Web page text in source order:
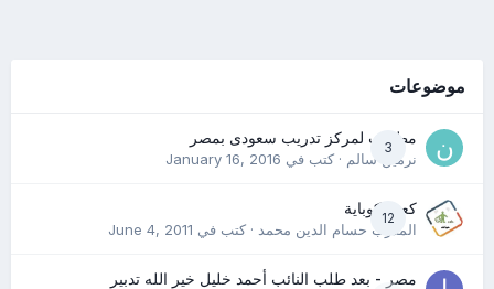
موضوعات
3
مطلوب لمركز تدريب سعودى بمصر
نرمين سالم· كتب في January 16, 2016
12
كعب كوباية
المدرب حسام الدين محمد· كتب في June 4, 2011
مصر - بعد طلب النائب أحمد خليل خير الله تدبير